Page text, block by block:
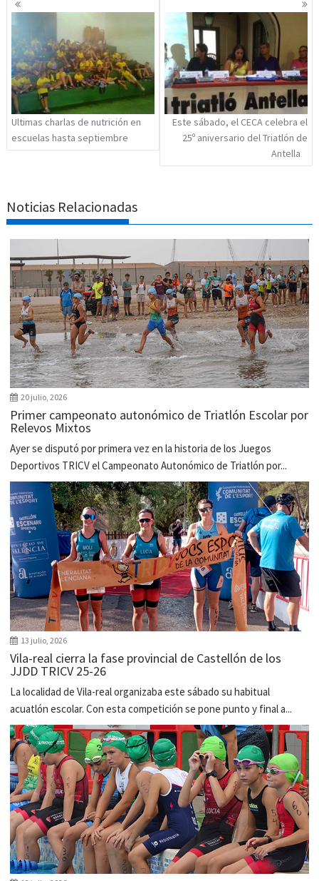
de
entradas
Ultimas charlas de nutrición en
escuelas hasta septiembre
Este sábado, el CECA celebra el
25º aniversario del Triatlón de
Antella
Noticias Relacionadas
20 julio, 2026
Primer campeonato autonómico de Triatlón Escolar por
Relevos Mixtos
Ayer se disputó por primera vez en la historia de los Juegos
Deportivos TRICV el Campeonato Autonómico de Triatlón por...
13 julio, 2026
Vila-real cierra la fase provincial de Castellón de los
JJDD TRICV 25-26
La localidad de Vila-real organizaba este sábado su habitual
acuatlón escolar. Con esta competición se pone punto y final a...